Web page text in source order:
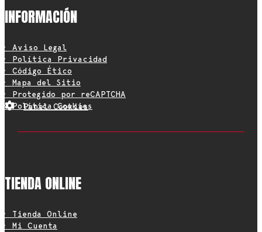
INFORMACIÓN
• Aviso Legal
• Política Privacidad
• Código Ético
• Mapa del Sitio
• Protegido por reCAPTCHA
• Política Cookies
Panel Cookies
TIENDA ONLINE
• Tienda Online
• Mi Cuenta